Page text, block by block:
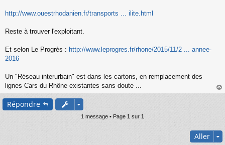
http://www.ouestrhodanien.fr/transports ... ilite.html
Reste à trouver l'exploitant.
Et selon Le Progrès : http://www.leprogres.fr/rhone/2015/11/2 ... annee-
2016
Un "Réseau interurbain" est dans les cartons, en remplacement des
lignes Cars du Rhône existantes sans doute ...
au
Répondre
1 message • Page 1 sur 1
Aller